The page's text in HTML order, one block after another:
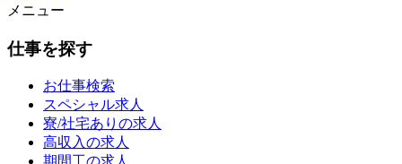
メニュー
仕事を探す
お仕事検索
スペシャル求人
寮/社宅ありの求人
高収入の求人